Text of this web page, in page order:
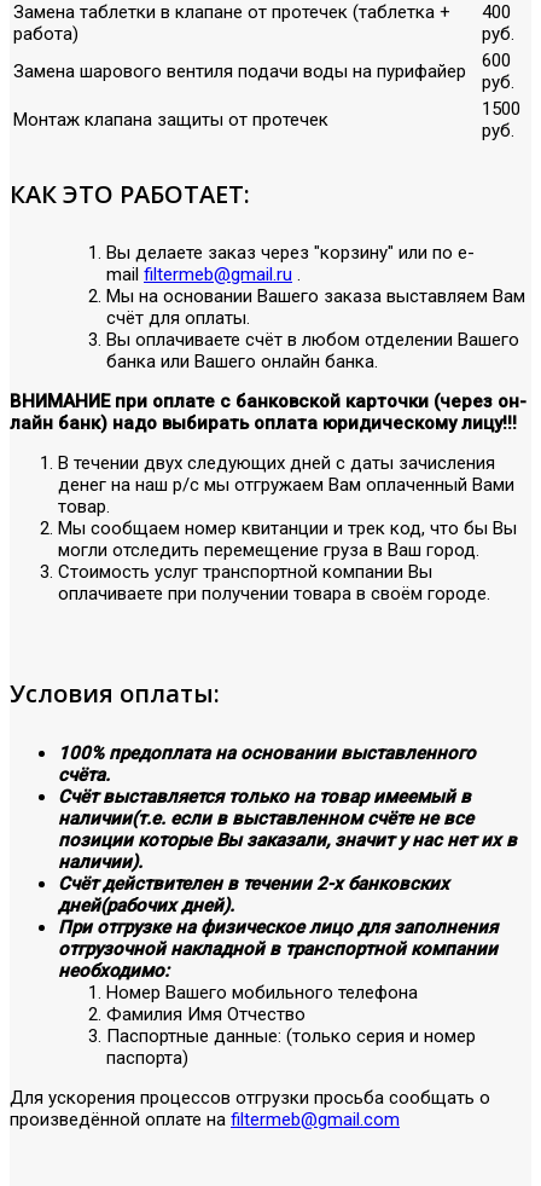
Замена таблетки в клапане от протечек (таблетка +
работа)
400
руб.
Замена шарового вентиля подачи воды на пурифайер
600
руб.
Монтаж клапана защиты от протечек
1500
руб.
КАК ЭТО РАБОТАЕТ:
Вы делаете заказ через "корзину" или по е-
mail filtermeb@gmail.ru .
Мы на основании Вашего заказа выставляем Вам
счёт для оплаты.
Вы оплачиваете счёт в любом отделении Вашего
банка или Вашего онлайн банка.
ВНИМАНИЕ при оплате с банковской карточки (через он-
лайн банк) надо выбирать оплата юридическому лицу!!!
В течении двух следующих дней с даты зачисления
денег на наш р/с мы отгружаем Вам оплаченный Вами
товар.
Мы сообщаем номер квитанции и трек код, что бы Вы
могли отследить перемещение груза в Ваш город.
Стоимость услуг транспортной компании Вы
оплачиваете при получении товара в своём городе.
Условия оплаты:
100% предоплата на основании выставленного
счёта.
Счёт выставляется только на товар имеемый в
наличии(т.е. если в выставленном счёте не все
позиции которые Вы заказали, значит у нас нет их в
наличии).
Счёт действителен в течении 2-х банковских
дней(рабочих дней).
При отгрузке на физическое лицо для заполнения
отгрузочной накладной в транспортной компании
необходимо:
Номер Вашего мобильного телефона
Фамилия Имя Отчество
Паспортные данные: (только серия и номер
паспорта)
Для ускорения процессов отгрузки просьба сообщать о
произведённой оплате на filtermeb@gmail.com